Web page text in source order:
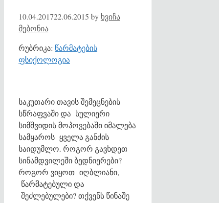
10.04.201722.06.2015 by ხვიჩა
მებონია
რუბრიკა: წარმატების
ფსიქოლოგია
საკუთარი თავის შემეცნების
სწრაფვაში და სულიერი
სიმშვიდის მოპოვებაში იმალება
სამყაროს ყველა განძის
საიდუმლო. როგორ გავხდეთ
სინამდვილეში ბედნიერები?
როგორ ვიყოთ იღბლიანი,
წარმატებული და
შეძლებულები? თქვენს წინაშე